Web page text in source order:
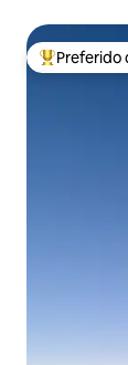
Entre os
Preferido